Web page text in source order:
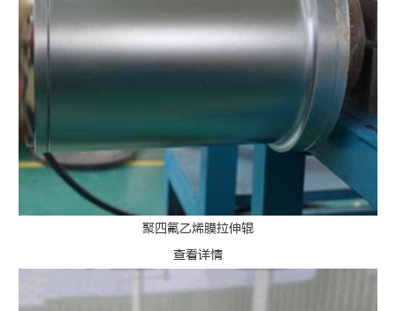
聚四氟乙烯膜拉伸辊
查看详情